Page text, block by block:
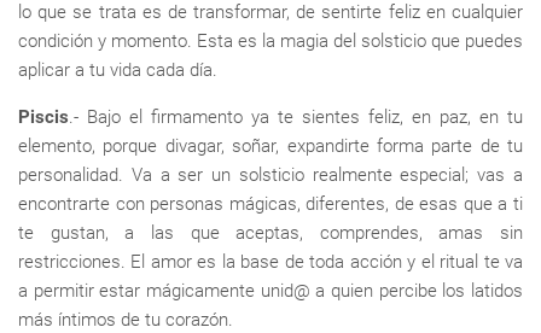
lo que se trata es de transformar, de sentirte feliz en cualquier
condición y momento. Esta es la magia del solsticio que puedes
aplicar a tu vida cada día.
Piscis.- Bajo el firmamento ya te sientes feliz, en paz, en tu
elemento, porque divagar, soñar, expandirte forma parte de tu
personalidad. Va a ser un solsticio realmente especial; vas a
encontrarte con personas mágicas, diferentes, de esas que a ti
te gustan, a las que aceptas, comprendes, amas sin
restricciones. El amor es la base de toda acción y el ritual te va
a permitir estar mágicamente unid@ a quien percibe los latidos
más íntimos de tu corazón.